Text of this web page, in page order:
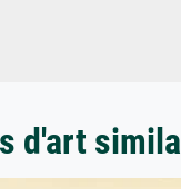
d'art